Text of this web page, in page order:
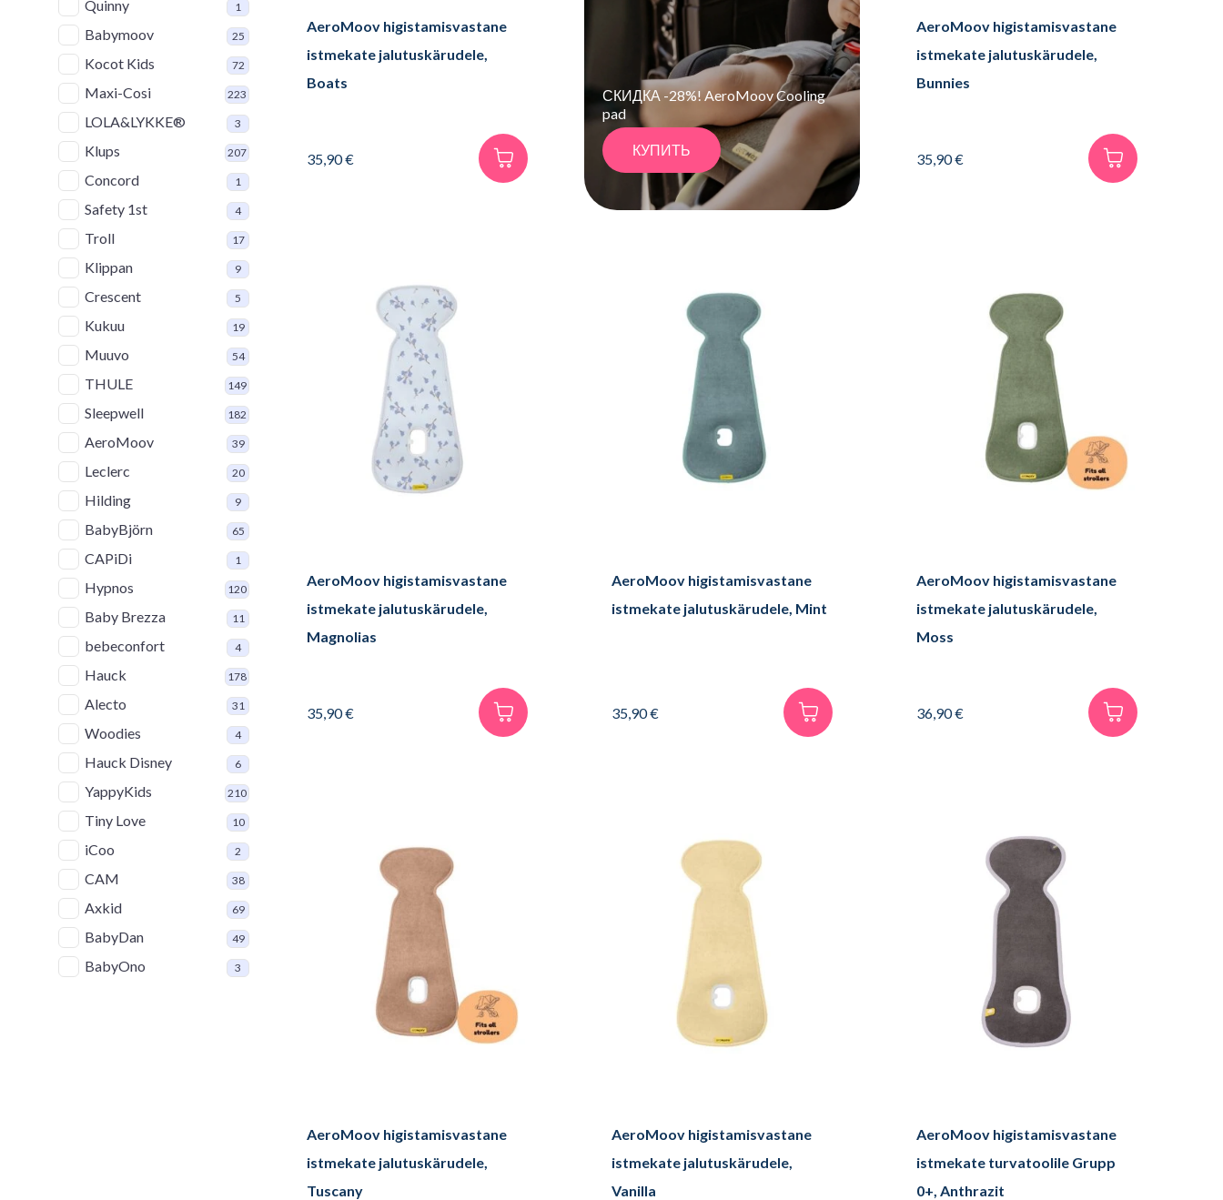
Quinny 1
Babymoov 25
Kocot Kids 72
Maxi-Cosi 223
LOLA&LYKKE® 3
Klups 207
Concord 1
Safety 1st 4
Troll 17
Klippan 9
Crescent 5
Kukuu 19
Muuvo 54
THULE 149
Sleepwell 182
AeroMoov 39
Leclerc 20
Hilding 9
BabyBjörn 65
CAPiDi 1
Hypnos 120
Baby Brezza 11
bebeconfort 4
Hauck 178
Alecto 31
Woodies 4
Hauck Disney 6
YappyKids 210
Tiny Love 10
iCoo 2
CAM 38
Axkid 69
BabyDan 49
BabyOno 3
AeroMoov higistamisvastane
istmekate jalutuskärudele,
Boats
35,90€
СКИДКА -28%! AeroMoov Cooling
pad
КУПИТЬ
AeroMoov higistamisvastane
istmekate jalutuskärudele,
Bunnies
35,90€
AeroMoov higistamisvastane
istmekate jalutuskärudele,
Magnolias
35,90€
AeroMoov higistamisvastane
istmekate jalutuskärudele, Mint
35,90€
AeroMoov higistamisvastane
istmekate jalutuskärudele,
Moss
36,90€
AeroMoov higistamisvastane
istmekate jalutuskärudele,
Tuscany
AeroMoov higistamisvastane
istmekate jalutuskärudele,
Vanilla
AeroMoov higistamisvastane
istmekate turvatoolile Grupp
0+, Anthrazit